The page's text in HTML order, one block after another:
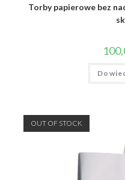
Torby papierowe bez
OUT OF STOCK